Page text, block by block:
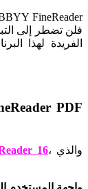
16، والذي